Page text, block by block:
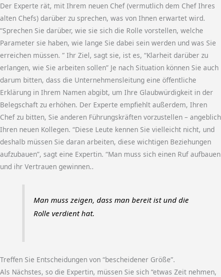
Der Experte rät, mit Ihrem neuen Chef (vermutlich dem Chef Ihres
alten Chefs) darüber zu sprechen, was von Ihnen erwartet wird.
“Sprechen Sie darüber, wie sie sich die Rolle vorstellen, welche
Parameter sie haben, wie lange Sie dabei sein werden und was Sie
erreichen müssen. ” Ihr Ziel, sagt sie, ist es, “Klarheit darüber zu
erlangen, wie Sie arbeiten sollen” Je nach Situation können Sie auch
darum bitten, dass die Unternehmensleitung eine öffentliche
Erklärung in Ihrem Namen abgibt, um Ihre Glaubwürdigkeit in der
Belegschaft zu erhöhen. Der Experte empfiehlt außerdem, Ihren
Chef zu bitten, Sie anderen Führungskräften vorzustellen – angeblich
Ihren neuen Kollegen. “Diese Leute kennen Sie vielleicht nicht, und
deshalb müssen Sie daran arbeiten, diese wichtigen Beziehungen
aufzubauen”, sagt eine Expertin. “Man muss sich einen Ruf aufbauen
und ihr Vertrauen gewinnen..
Man muss zeigen, dass man bereit ist und die
Rolle verdient hat.
Treffen Sie Entscheidungen von “bescheidener Größe”.
Als Nächstes, so die Expertin, müssen Sie sich “etwas Zeit nehmen,